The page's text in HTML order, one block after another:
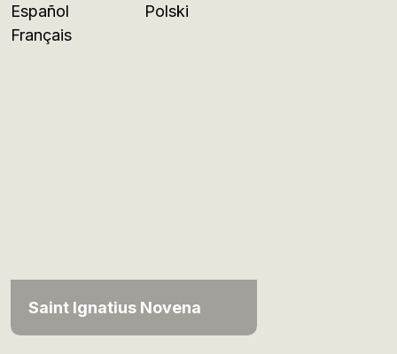
Español
Français
Polski
Saint Ignatius Novena